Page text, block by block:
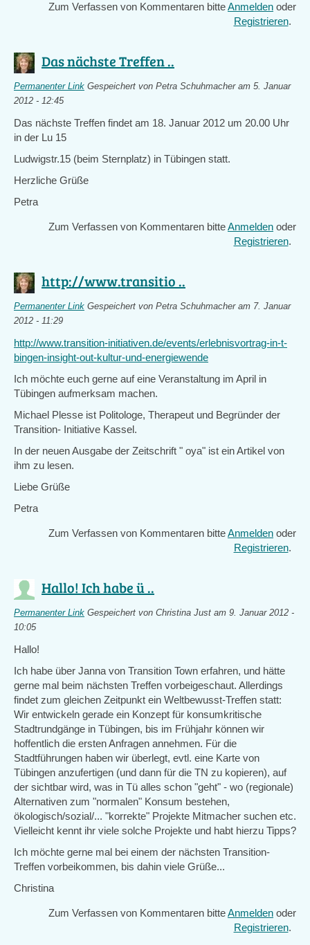
Zum Verfassen von Kommentaren bitteAnmelden oder
Registrieren.
Das nächste Treffen ..
Permanenter Link Gespeichert von Petra Schuhmacheram 5. Januar
2012 - 12:45
Das nächste Treffen findet am 18. Januar 2012 um 20.00 Uhr
in der Lu 15
Ludwigstr.15 (beim Sternplatz) in Tübingen statt.
Herzliche Grüße
Petra
Zum Verfassen von Kommentaren bitteAnmelden oder
Registrieren.
http://www.transitio ..
Permanenter Link Gespeichert von Petra Schuhmacheram 7. Januar
2012 - 11:29
http://www.transition-initiativen.de/events/erlebnisvortrag-in-t-
bingen-insight-out-kultur-und-energiewende
Ich möchte euch gerne auf eine Veranstaltung im April in
Tübingen aufmerksam machen.
Michael Plesse ist Politologe, Therapeut und Begründer der
Transition- Initiative Kassel.
In der neuen Ausgabe der Zeitschrift " oya" ist ein Artikel von
ihm zu lesen.
Liebe Grüße
Petra
Zum Verfassen von Kommentaren bitteAnmelden oder
Registrieren.
Hallo! Ich habe ü ..
Permanenter Link Gespeichert von Christina Just am 9. Januar 2012 -
10:05
Hallo!
Ich habe über Janna von Transition Town erfahren, und hätte
gerne mal beim nächsten Treffen vorbeigeschaut. Allerdings
findet zum gleichen Zeitpunkt ein Weltbewusst-Treffen statt:
Wir entwickeln gerade ein Konzept für konsumkritische
Stadtrundgänge in Tübingen, bis im Frühjahr können wir
hoffentlich die ersten Anfragen annehmen. Für die
Stadtführungen haben wir überlegt, evtl. eine Karte von
Tübingen anzufertigen (und dann für die TN zu kopieren), auf
der sichtbar wird, was in Tü alles schon "geht" - wo (regionale)
Alternativen zum "normalen" Konsum bestehen,
ökologisch/sozial/... "korrekte" Projekte Mitmacher suchen etc.
Vielleicht kennt ihr viele solche Projekte und habt hierzu Tipps?
Ich möchte gerne mal bei einem der nächsten Transition-
Treffen vorbeikommen, bis dahin viele Grüße...
Christina
Zum Verfassen von Kommentaren bitteAnmelden oder
Registrieren.